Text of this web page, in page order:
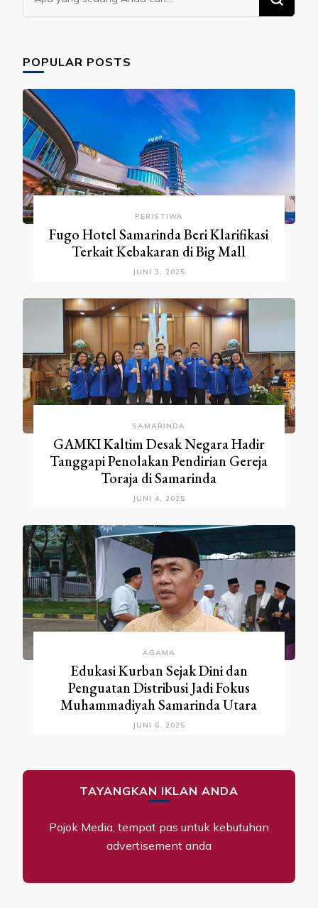
Sesuatu?
POPULAR POSTS
PERISTIWA
Fugo Hotel Samarinda Beri Klarifikasi
Terkait Kebakaran di Big Mall
JUNI 3, 2025
SAMARINDA
GAMKI Kaltim Desak Negara Hadir
Tanggapi Penolakan Pendirian Gereja
Toraja di Samarinda
JUNI 4, 2025
AGAMA
Edukasi Kurban Sejak Dini dan
Penguatan Distribusi Jadi Fokus
Muhammadiyah Samarinda Utara
JUNI 6, 2025
TAYANGKAN IKLAN ANDA
Pojok Media, tempat pas untuk kebutuhan
advertisement anda